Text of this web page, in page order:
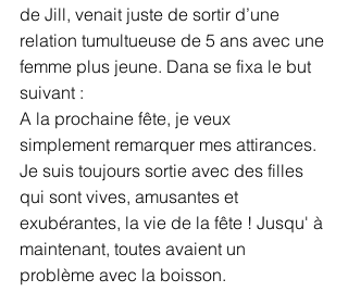
de Jill, venait juste de sortir d’une
relation tumultueuse de 5 ans avec une
femme plus jeune. Dana se fixa le but
suivant :
A la prochaine fête, je veux
simplement remarquer mes attirances.
Je suis toujours sortie avec des filles
qui sont vives, amusantes et
exubérantes, la vie de la fête ! Jusqu' à
maintenant, toutes avaient un
problème avec la boisson.